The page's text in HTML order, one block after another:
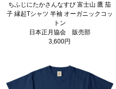
ちふじにたかさんなすび 富士山 鷹 茄
子 縁起Tシャツ 半袖 オーガニックコッ
トン
日本正月協会 販売部
3,600円